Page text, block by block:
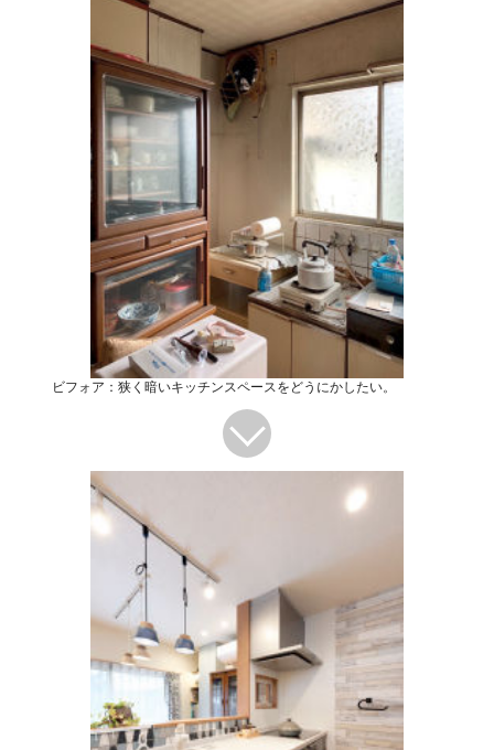
ビフォア：狭く暗いキッチンスペースをどうにかしたい。